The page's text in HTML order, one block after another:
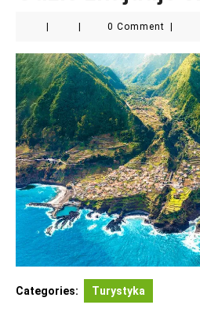
0 Comment
Categories: Turystyka